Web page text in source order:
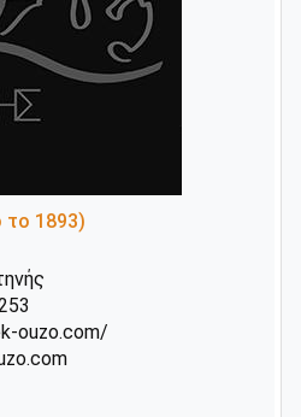
το 1893)
ouzo.com/